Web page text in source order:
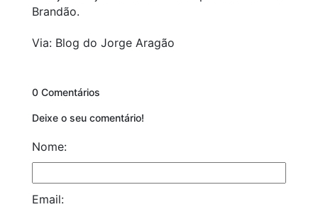
Brandão.
Via: Blog do Jorge Aragão
0 Comentários
Deixe o seu comentário!
Nome:
Email: